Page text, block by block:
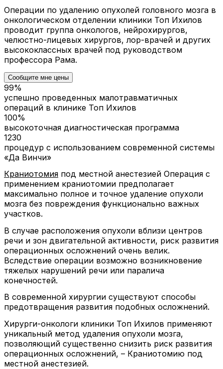
Операции по удалению опухолей головного мозга в
онкологическом отделении клиники Топ Ихилов
проводит группа онкологов, нейрохирургов,
челюстно-лицевых хирургов, лор-врачей и других
высококлассных врачей под руководством
профессора Рама.
Сообщите мне цены
99%
успешно проведенных малотравматичных
операций в клинике Топ Ихилов
100%
высокоточная диагностическая программа
1230
процедур с использованием современной системы
«Да Винчи»
Краниотомия под местной анестезией Операция с
применением краниотомии предполагает
максимально полное и точное удаление опухоли
мозга без повреждения функционально важных
участков.
В случае расположения опухоли вблизи центров
речи и зон двигательной активности, риск развития
операционных осложнений очень велик.
Вследствие операции возможно возникновение
тяжелых нарушений речи или паралича
конечностей.
В современной хирургии существуют способы
предотвращения развития подобных осложнений.
Хирурги-онкологи клиники Топ Ихилов применяют
уникальный метод удаления опухоли мозга,
позволяющий существенно снизить риск развития
операционных осложнений, – Краниотомию под
местной анестезией.